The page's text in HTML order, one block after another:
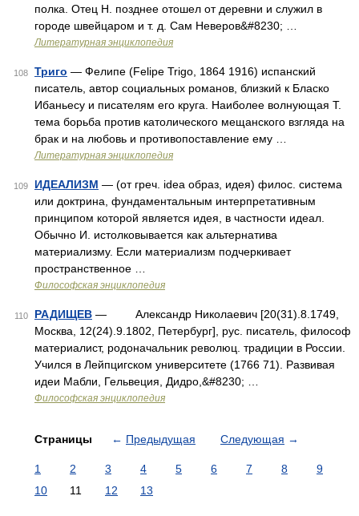
полка. Отец Н. позднее отошел от деревни и служил в
городе швейцаром и т. д. Сам Неверов&#8230; …
Литературная энциклопедия
108 Триго — Фелипе (Felipe Trigo, 1864 1916) испанский
писатель, автор социальных романов, близкий к Бласко
Ибаньесу и писателям его круга. Наиболее волнующая Т.
тема борьба против католического мещанского взгляда на
брак и на любовь и противопоставление ему …
Литературная энциклопедия
109 ИДЕАЛИЗМ — (от греч. idea образ, идея) филос. система
или доктрина, фундаментальным интерпретативным
принципом которой является идея, в частности идеал.
Обычно И. истолковывается как альтернатива
материализму. Если материализм подчеркивает
пространственное …
Философская энциклопедия
110 РАДИЩЕВ — Александр Николаевич [20(31).8.1749,
Москва, 12(24).9.1802, Петербург], рус. писатель, философ
материалист, родоначальник революц. традиции в России.
Учился в Лейпцигском университете (1766 71). Развивая
идеи Мабли, Гельвеция, Дидро,&#8230; …
Философская энциклопедия
Страницы ← Предыдущая Следующая →
1 2 3 4 5 6 7 8
9
10
11 12 13